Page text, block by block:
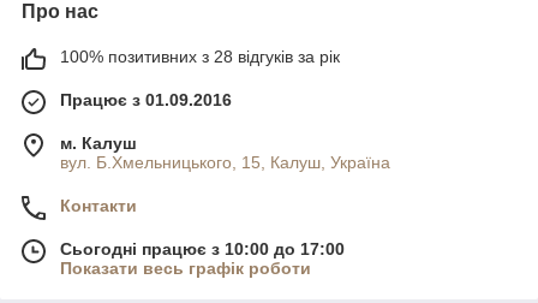
Про нас
100% позитивних з 28 відгуків за рік
Працює з 01.09.2016
м. Калуш
вул. Б.Хмельницького, 15, Калуш, Україна
Контакти
Сьогодні працює з 10:00 до 17:00
Показати весь графік роботи